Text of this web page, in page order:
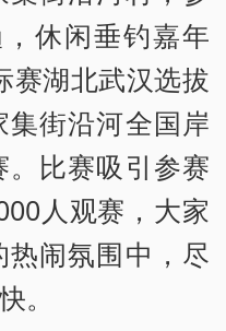
休闲垂钓嘉年
赛湖北武汉选拔
街沿河全国岸
比赛吸引参赛
人观赛，大家
闹氛围中，尽
。